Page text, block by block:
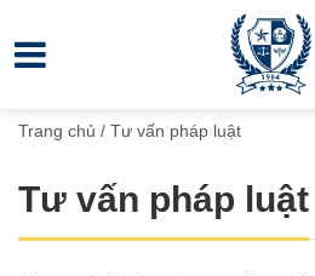
Trang chủ / Tư vấn pháp luật
Tư vấn pháp luật